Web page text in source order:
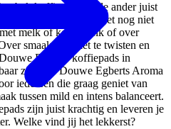
bak koffie, terwijl de ander juist
drinkt. Dan hebben het nog niet
melk of koffiemelk of over
smaak valt niet te twisten en
Egberts koffiepads in
zijn. De Douwe Egberts Aroma
iedereen die graag geniet van
tussen mild en intens balanceert.
zijn juist krachtig en leveren je
Welke vind jij het lekkerst?